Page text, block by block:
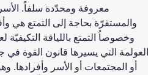
معروفة ومحدّدة سلفاً.
والمستقرّة بحاجة إلى التمتع هي
وخصوصاُ التمتع باللياقة
العولمة التي يسيرها قانون القوة
أو المجتمعات أو الأسر وأفرادها.